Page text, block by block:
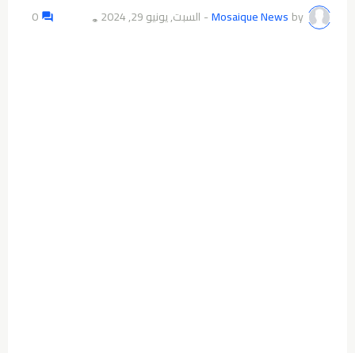
by
Mosaique News
- السبت, يونيو 29, 2024 👁️
0